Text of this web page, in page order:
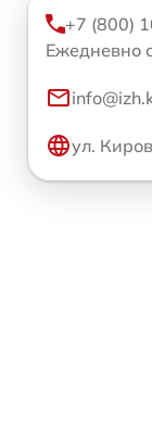
+7 (800)
Ежедневно
ул.